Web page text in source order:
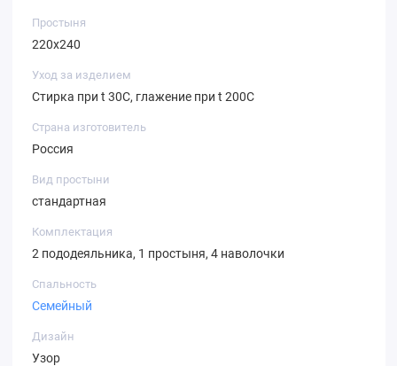
Простыня
220х240
Уход за изделием
Стирка при t 30С, глажение при t 200С
Страна изготовитель
Россия
Вид простыни
стандартная
Комплектация
2 пододеяльника, 1 простыня, 4 наволочки
Спальность
Семейный
Дизайн
Узор